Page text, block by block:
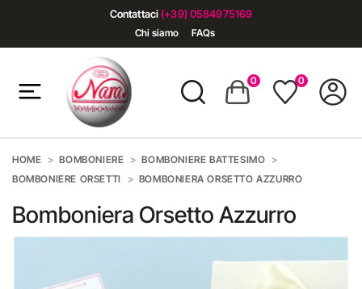
Contattaci (+39) 0584975169
Chi siamo FAQs
0 0
HOME BOMBONIERE
BOMBONIERE BATTESIMO
BOMBONIERE ORSETTI
BOMBONIERA ORSETTO AZZURRO
Bomboniera Orsetto Azzurro